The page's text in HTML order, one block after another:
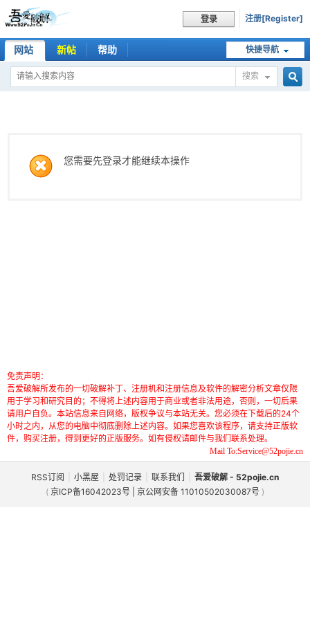
登录 注册[Register]
快捷导航
网站 新帖 帮助
搜索
您需要先登录才能继续本操作
免责声明：
吾爱破解所发布的一切破解补丁、注册机和注册信息及软件的解密分析文章仅限
用于学习和研究目的；不得将上述内容用于商业或者非法用途，否则，一切后果
请用户自负。本站信息来自网络，版权争议与本站无关。您必须在下载后的24个
小时之内，从您的电脑中彻底删除上述内容。如果您喜欢该程序，请支持正版软
件，购买注册，得到更好的正版服务。如有侵权请邮件与我们联系处理。
Mail To:Service@52pojie.cn
RSS订阅 小黑屋 处罚记录 联系我们
吾爱破解 - 52pojie.cn
( 京ICP备16042023号 | 京公网安备 11010502030087号 )